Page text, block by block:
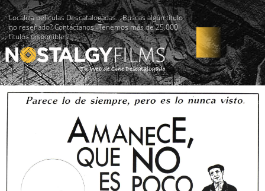
Localiza películas Descatalogadas. ¿Buscas algún título
no reseñado? Contáctanos -Tenemos más de 25.000
títulos disponibles!